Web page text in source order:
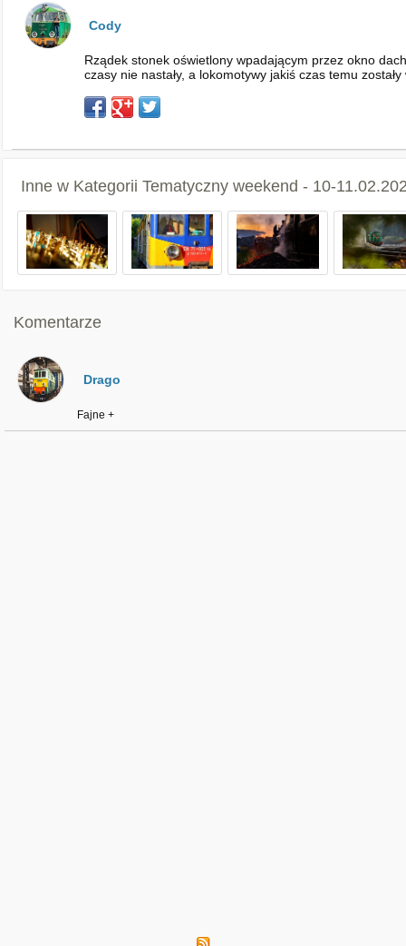
Cody
Rządek stonek oświetlony wpadającym przez okno
czasy nie nastały, a lokomotywy jakiś czas temu
Inne w Kategorii Tematyczny weekend - 10-
Komentarze
Drago
Fajne +